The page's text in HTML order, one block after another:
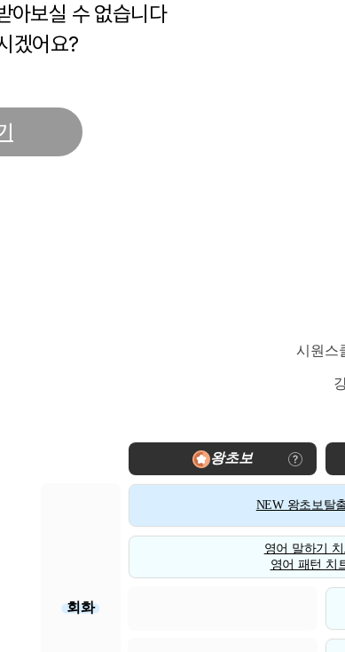
아보실 수 없습니다
겠어요?
시원스
왕초보
회화
NEW 왕초보탈
영어 말하기
영어 패턴 치